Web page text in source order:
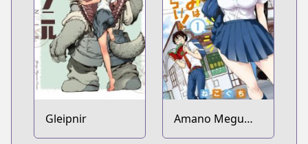
Gleipnir
Amano Megumi
wa Sukidarake!